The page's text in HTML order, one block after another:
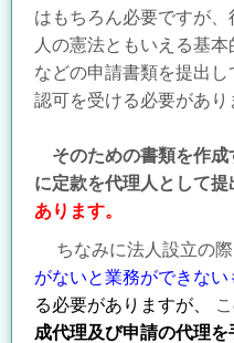
はもちろん必要ですが
人の憲法ともいえる基本
などの申請書類を提出
認可を受ける必要があり
そのための書類を作成
に定款を代理人として提
あります。
ちなみに法人設立の際
がないと業務ができない
る必要がありますが、
成代理及び申請の代理を